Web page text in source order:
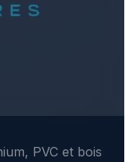
PVC et bois